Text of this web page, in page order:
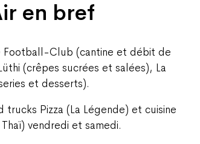
en bref
Football-Club (cantine et débit de
(crêpes sucrées et salées), La
et desserts).
trucks Pizza (La Légende) et cuisine
vendredi et samedi.